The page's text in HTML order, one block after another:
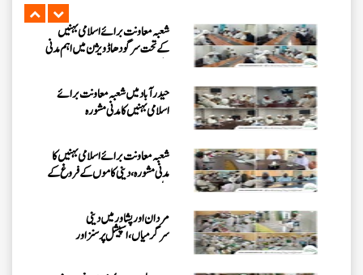
شعبہ معاونت برائے اسلامی بہنیں
کے تحت سرگودھا ڈویژن میں اہم مدنی
حیدرآباد میں شعبہ معاونت برائے
اسلامی بہنیں کا مدنی مشورہ
شعبہ معاونت برائے اسلامی بہنیں کا
مدنی مشورہ، دینی کاموں کے فروغ کے
مردان اور پشاور میں دینی
سرگرمیاں، اسپیشل پرسنز اور